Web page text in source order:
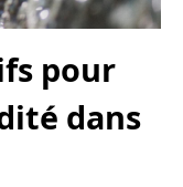
pour
dans